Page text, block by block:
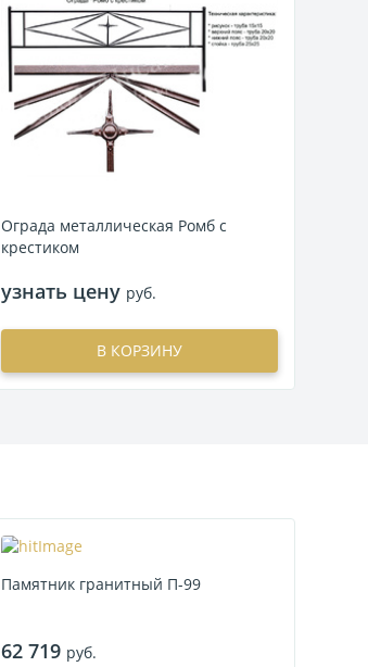
Ограда металлическая Ромб с
крестиком
узнать цену руб.
В КОРЗИНУ
Памятник гранитный П-99
62 719 руб.